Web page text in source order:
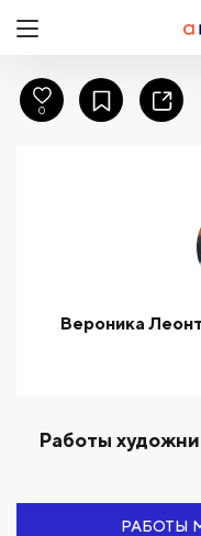
Вероника
Работы
РАБОТЫ
0